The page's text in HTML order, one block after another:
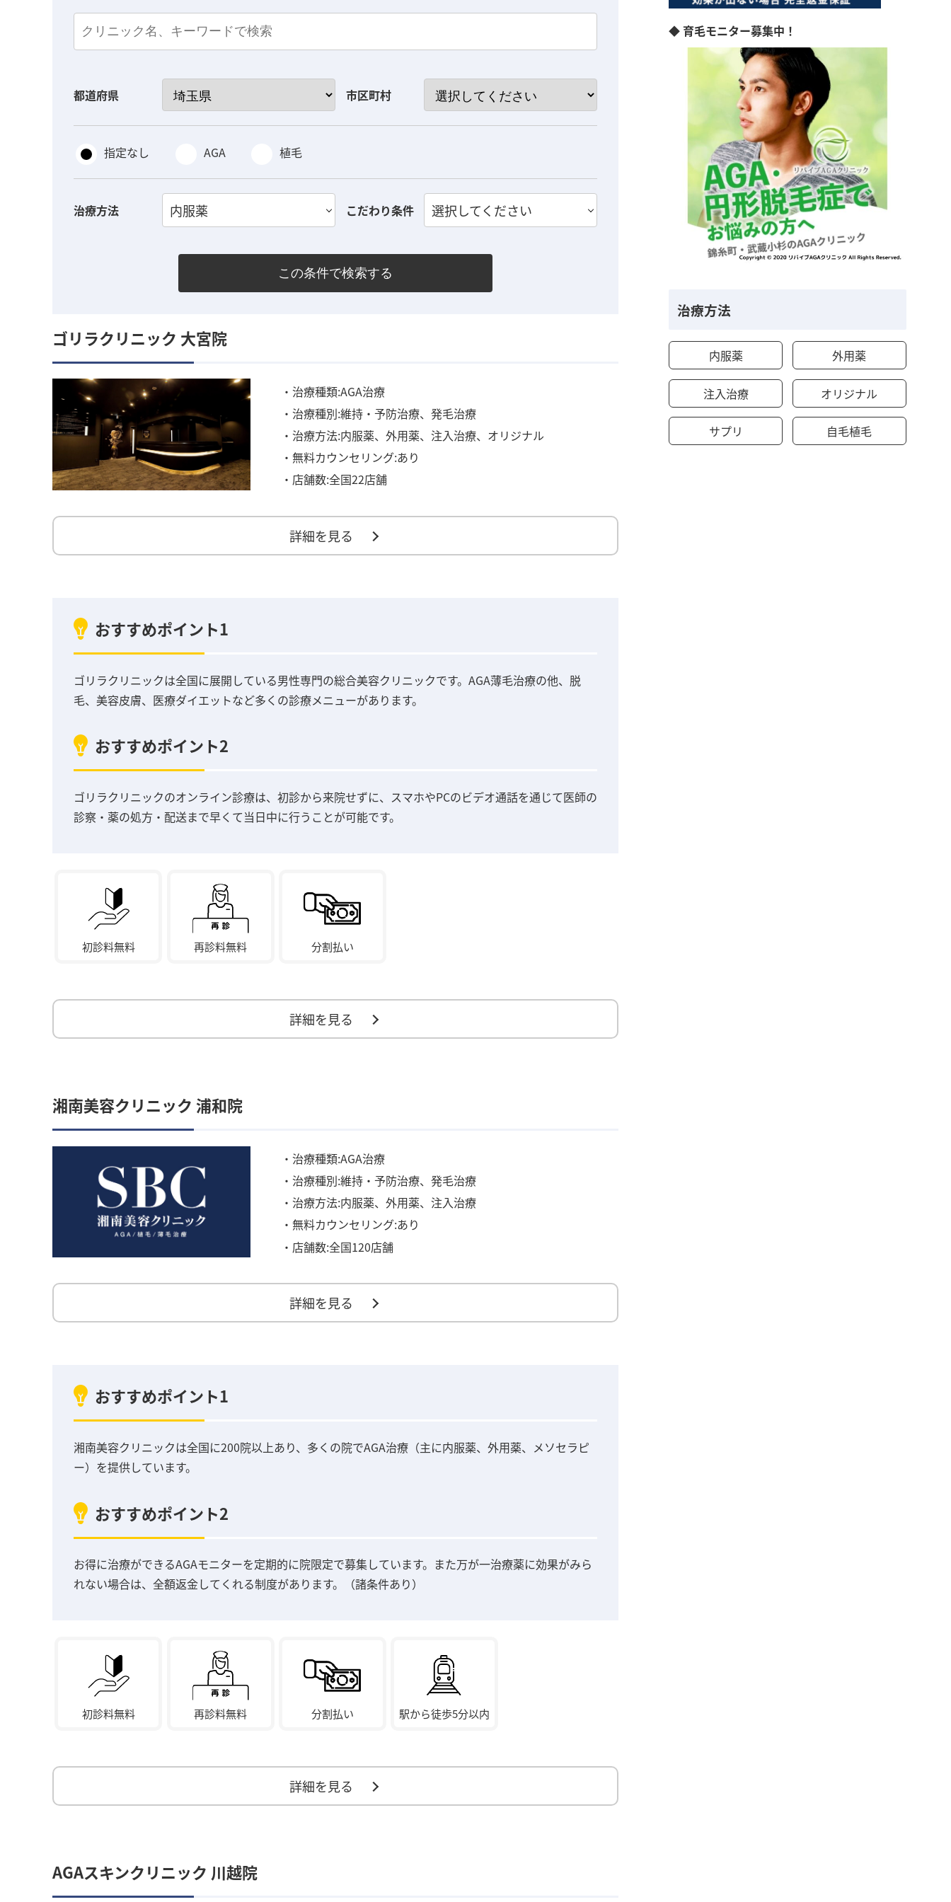
都道府県 市区町村
指定なし AGA 植毛
治療方法 内服薬 こだわり条件 選択してください
この条件で検索する
ゴリラクリニック 大宮院
・治療種類:AGA治療
・治療種別:維持・予防治療、発毛治療
・治療方法:内服薬、外用薬、注入治療、オリジナル
・無料カウンセリング:あり
・店舗数:全国22店舗
詳細を見る
おすすめポイント1
ゴリラクリニックは全国に展開している男性専門の総合美容クリニックです。AGA薄毛治療の他、脱
毛、美容皮膚、医療ダイエットなど多くの診療メニューがあります。
おすすめポイント2
ゴリラクリニックのオンライン診療は、初診から来院せずに、スマホやPCのビデオ通話を通じて医師の
診察・薬の処方・配送まで早くて当日中に行うことが可能です。
初診料無料 再診料無料 分割払い
詳細を見る
湘南美容クリニック 浦和院
・治療種類:AGA治療
・治療種別:維持・予防治療、発毛治療
・治療方法:内服薬、外用薬、注入治療
・無料カウンセリング:あり
・店舗数:全国120店舗
詳細を見る
おすすめポイント1
湘南美容クリニックは全国に200院以上あり、多くの院でAGA治療（主に内服薬、外用薬、メソセラピ
ー）を提供しています。
おすすめポイント2
お得に治療ができるAGAモニターを定期的に院限定で募集しています。また万が一治療薬に効果がみら
れない場合は、全額返金してくれる制度があります。（諸条件あり）
初診料無料 再診料無料 分割払い 駅から徒歩5分以内
詳細を見る
AGAスキンクリニック 川越院
◆ 育毛モニター募集中！
治療方法
内服薬 外用薬
注入治療 オリジナル
サプリ 自毛植毛